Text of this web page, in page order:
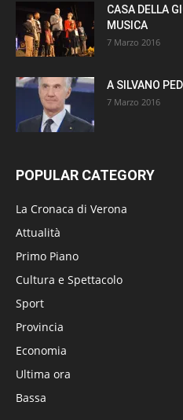
CASA DELLA
MUSICA
7 Marzo 2016
A SILVANO
7 Marzo 2016
POPULAR CATEGORY
La Cronaca di Verona
Attualità
Primo Piano
Cultura e Spettacolo
Sport
Provincia
Economia
Ultima ora
Bassa